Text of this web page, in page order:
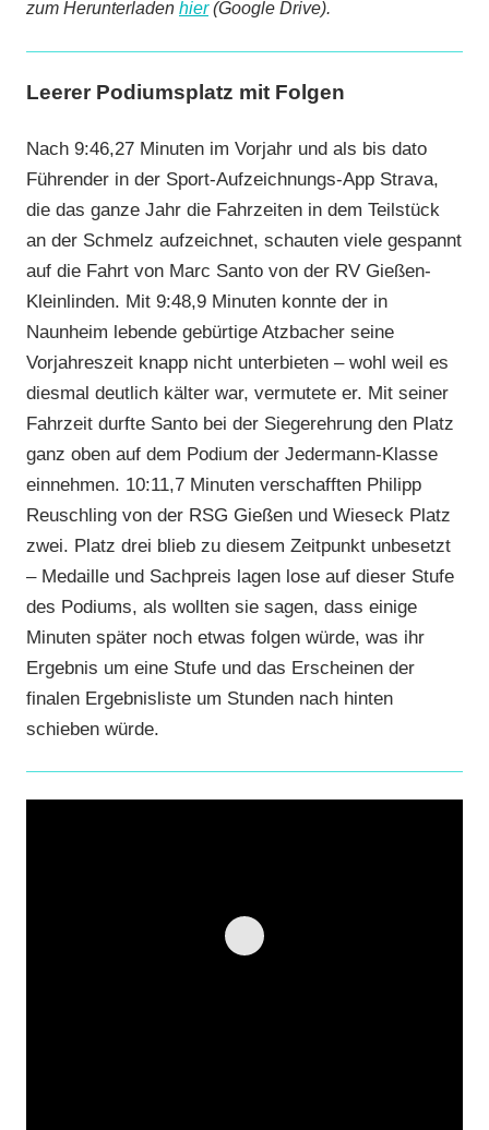
zum Herunterladen hier(Google Drive).
Leerer Podiumsplatz mit Folgen
Nach 9:46,27 Minuten im Vorjahr und als bis dato
Führender in der Sport-Aufzeichnungs-App Strava,
die das ganze Jahr die Fahrzeiten in dem Teilstück
an der Schmelz aufzeichnet, schauten viele gespannt
auf die Fahrt von Marc Santo von der RV Gießen-
Kleinlinden. Mit 9:48,9 Minuten konnte der in
Naunheim lebende gebürtige Atzbacher seine
Vorjahreszeit knapp nicht unterbieten – wohl weil es
diesmal deutlich kälter war, vermutete er. Mit seiner
Fahrzeit durfte Santo bei der Siegerehrung den Platz
ganz oben auf dem Podium der Jedermann-Klasse
einnehmen. 10:11,7 Minuten verschafften Philipp
Reuschling von der RSG Gießen und Wieseck Platz
zwei. Platz drei blieb zu diesem Zeitpunkt unbesetzt
– Medaille und Sachpreis lagen lose auf dieser Stufe
des Podiums, als wollten sie sagen, dass einige
Minuten später noch etwas folgen würde, was ihr
Ergebnis um eine Stufe und das Erscheinen der
finalen Ergebnisliste um Stunden nach hinten
schieben würde.